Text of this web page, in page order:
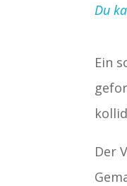
Du
Ein
Der